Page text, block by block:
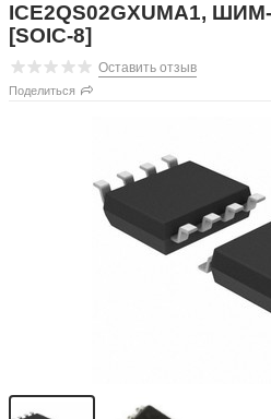
ICE2QS02GXUMA1,
[SOIC-8]
Оставить отзыв
Поделиться